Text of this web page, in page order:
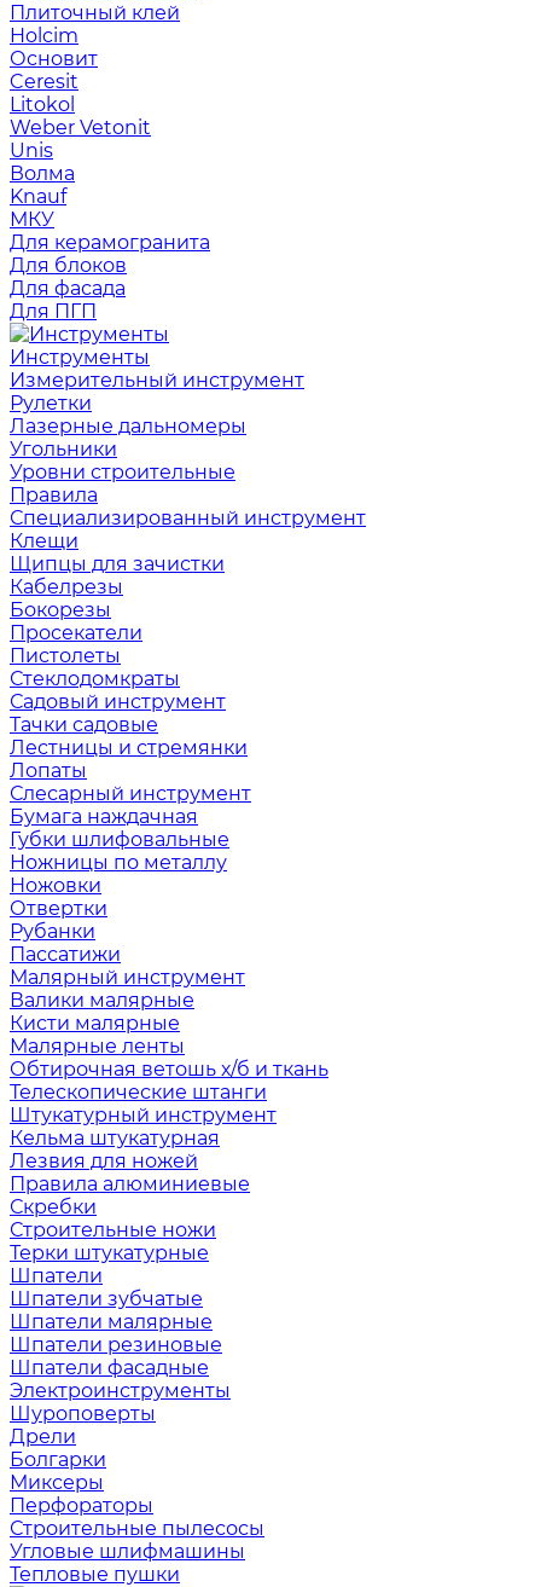
Плиточный клей
Holcim
Основит
Ceresit
Litokol
Weber Vetonit
Unis
Волма
Knauf
МКУ
Для керамогранита
Для блоков
Для фасада
Для ПГП
Инструменты
Измерительный инструмент
Рулетки
Лазерные дальномеры
Угольники
Уровни строительные
Правила
Специализированный инструмент
Клещи
Щипцы для зачистки
Кабелрезы
Бокорезы
Просекатели
Пистолеты
Стеклодомкраты
Садовый инструмент
Тачки садовые
Лестницы и стремянки
Лопаты
Слесарный инструмент
Бумага наждачная
Губки шлифовальные
Ножницы по металлу
Ножовки
Отвертки
Рубанки
Пассатижи
Малярный инструмент
Валики малярные
Кисти малярные
Малярные ленты
Обтирочная ветошь х/б и ткань
Телескопические штанги
Штукатурный инструмент
Кельма штукатурная
Лезвия для ножей
Правила алюминиевые
Скребки
Строительные ножи
Терки штукатурные
Шпатели
Шпатели зубчатые
Шпатели малярные
Шпатели резиновые
Шпатели фасадные
Электроинструменты
Шуроповерты
Дрели
Болгарки
Миксеры
Перфораторы
Строительные пылесосы
Угловые шлифмашины
Тепловые пушки